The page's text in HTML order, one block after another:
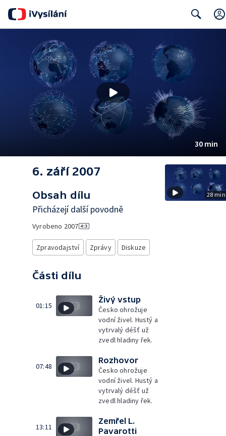
30 min
6. září 2007
Obsah dílu
Přicházejí další povodně
Vyrobeno 2007
Zpravodajství Zprávy Diskuze
Části dílu
01:15
Živý vstup
Česko ohrožuje
vodní živel. Hustý a
vytrvalý déšť už
zvedl hladiny řek.
07:48
Rozhovor
Česko ohrožuje
vodní živel. Hustý a
vytrvalý déšť už
zvedl hladiny řek.
13:11
Zemřel L.
Pavarotti
28 min